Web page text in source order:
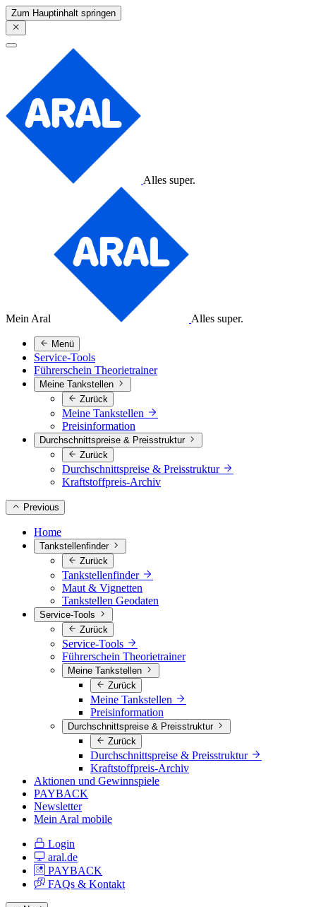
Zum Hauptinhalt springen
Alles super.
Mein Aral Alles super.
Menü
Service-Tools
Führerschein Theorietrainer
Meine Tankstellen
Zurück
Meine Tankstellen
Preisinformation
Durchschnittspreise & Preisstruktur
Zurück
Durchschnittspreise & Preisstruktur
Kraftstoffpreis-Archiv
Previous
Home
Tankstellenfinder
Zurück
Tankstellenfinder
Maut & Vignetten
Tankstellen Geodaten
Service-Tools
Zurück
Service-Tools
Führerschein Theorietrainer
Meine Tankstellen
Zurück
Meine Tankstellen
Preisinformation
Durchschnittspreise & Preisstruktur
Zurück
Durchschnittspreise & Preisstruktur
Kraftstoffpreis-Archiv
Aktionen und Gewinnspiele
PAYBACK
Newsletter
Mein Aral mobile
Login
aral.de
PAYBACK
FAQs & Kontakt